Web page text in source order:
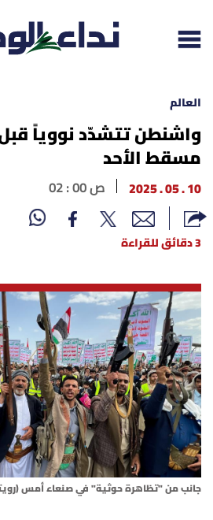
إقرأ الجريدة
لبنان
الغلاف
نداء اليوم
محليات
أسرار
متفرقات
نداء القرّاء
خاص الموقع
العالم
واشنطن تتشدّد نووياً
مسقط الأحد
10 . 05 . 2025 02 : 00 ص
3 دقائق للقراءة
جانب من "تظاهرة حوثية" في صنعاء أمس